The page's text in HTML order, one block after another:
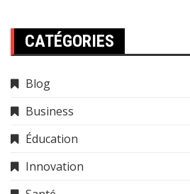
CATÉGORIES
Blog
Business
Éducation
Innovation